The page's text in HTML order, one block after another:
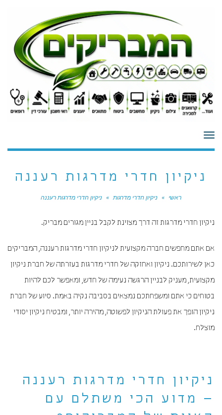
תפריט
ניקיון חדרי מדרגות רעננה
ראשי » ניקיון חדרי מדרגות » ניקיון חדרי מדרגות רעננה
ניקיון חדרי מדרגות זה דרך מצוינת לקבל בניין מגורים מבריק.
אם אתם מחפשים חברה מקצועית לניקיון חדרי מדרגות רעננה, המבריקים
כאן לשירותכם. ניקיון ואחזקה של חדרי מדרגות בעזרתה של חברת ניקיון
מקצועית, מעניק לבניין הרגשה נעימה של חדש, ומאפשר לכם להיות
בטוחים כי אתם ומשפחתכם נמצאים בסביבה נקיה באמת. סיוע של חברת
ניקיון הופך את פעולת הניקיון לפשוטה, מהירה יותר, ומבטיח ניקיון יסודי
מוצלח.
ניקיון חדרי מדרגות רעננה
– מדוע הכי משתלם עם